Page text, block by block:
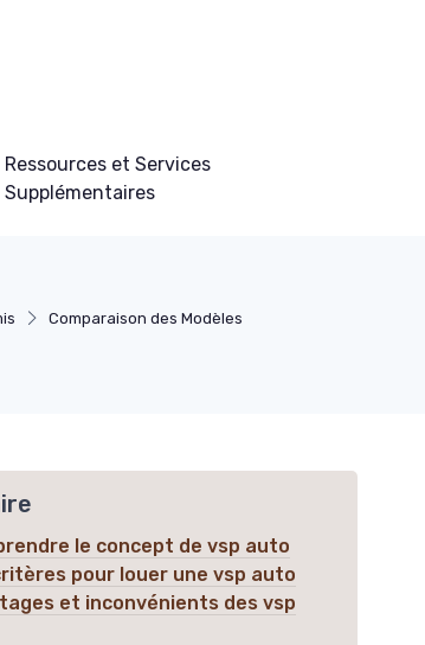
Ressources et Services
Supplémentaires
Comparaison des Modèles
le concept de vsp auto
pour louer une vsp auto
et inconvénients des vsp